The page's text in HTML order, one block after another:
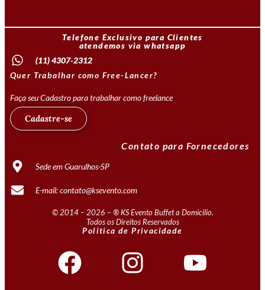
Telefone Exclusivo para Clientes
atendemos via whatsapp
(11) 4307-2312
Quer Trabalhar como Free-Lancer?
Faça seu Cadastro para trabalhar como freelance
Cadastre-se
Contato para Fornecedores
Sede em Guarulhos-SP
E-mail: contato@ksevento.com
© 2014 – 2026 – ® KS Evento Buffet a Domicilio.
Todos os Direitos Reservados
Politica de Privacidade